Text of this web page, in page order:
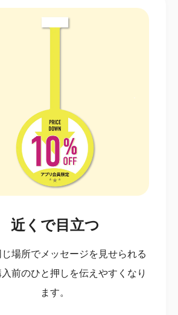
近くで目立つ
場所でメッセージを見せられる
前のひと押しを伝えやすくなり
ます。